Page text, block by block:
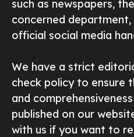
such as newspapers,
concerned department,
official social media
We have a strict
check policy to ensure
and
published on our
with us if you want to